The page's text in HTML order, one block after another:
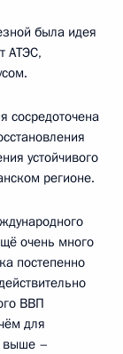
была идея
АТЭС,
сосредоточена
устойчивого
регионе.
очень много
постепенно
ВВП
для
выше –